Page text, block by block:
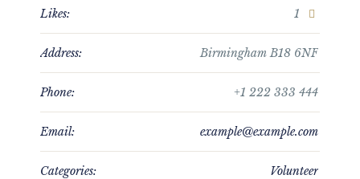
Likes: 1
Address: Birmingham B18 6NF
Phone: +1 222 333 444
Email: example@example.com
Categories: Volunteer